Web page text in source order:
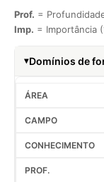
Prof. =
Imp. = Importância
Domínios de